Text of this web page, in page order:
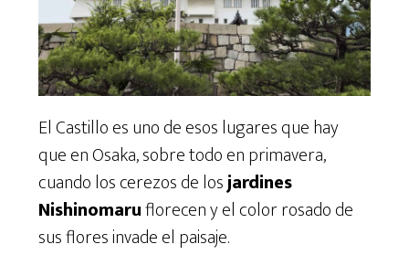
El Castillo es uno de esos lugares que hay
que en Osaka, sobre todo en primavera,
cuando los cerezos de losjardines
Nishinomaruflorecen y el color rosado de
sus flores invade el paisaje.